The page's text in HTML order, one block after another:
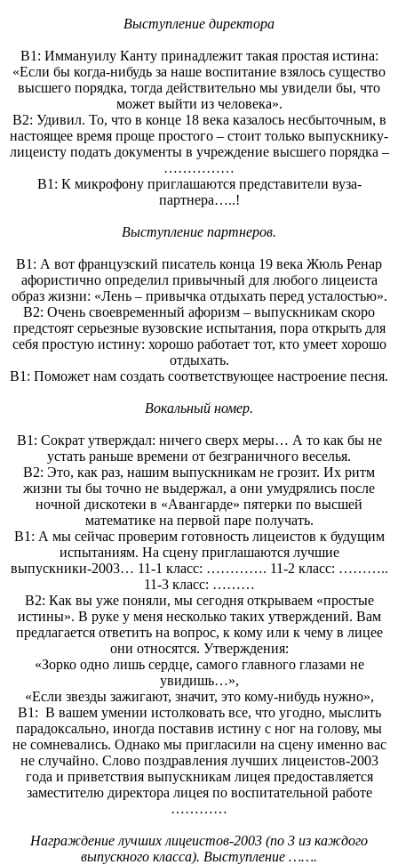
Выступление директора
В1: Иммануилу Канту принадлежит такая простая истина:
«Если бы когда-нибудь за наше воспитание взялось существо
высшего порядка, тогда действительно мы увидели бы, что
может выйти из человека».
В2: Удивил. То, что в конце 18 века казалось несбыточным, в
настоящее время проще простого – стоит только выпускнику-
лицеисту подать документы в учреждение высшего порядка –
……………
В1: К микрофону приглашаются представители вуза-
партнера…..!
Выступление партнеров.
В1: А вот французский писатель конца 19 века Жюль Ренар
афористично определил привычный для любого лицеиста
образ жизни: «Лень – привычка отдыхать перед усталостью».
В2: Очень своевременный афоризм – выпускникам скоро
предстоят серьезные вузовские испытания, пора открыть для
себя простую истину: хорошо работает тот, кто умеет хорошо
отдыхать.
В1: Поможет нам создать соответствующее настроение песня.
Вокальный номер.
В1: Сократ утверждал: ничего сверх меры… А то как бы не
устать раньше времени от безграничного веселья.
В2: Это, как раз, нашим выпускникам не грозит. Их ритм
жизни ты бы точно не выдержал, а они умудрялись после
ночной дискотеки в «Авангарде» пятерки по высшей
математике на первой паре получать.
В1: А мы сейчас проверим готовность лицеистов к будущим
испытаниям. На сцену приглашаются лучшие
выпускники-2003… 11-1 класс: …………. 11-2 класс: ………..
11-3 класс: ………
В2: Как вы уже поняли, мы сегодня открываем «простые
истины». В руке у меня несколько таких утверждений. Вам
предлагается ответить на вопрос, к кому или к чему в лицее
они относятся. Утверждения:
«Зорко одно лишь сердце, самого главного глазами не
увидишь…»,
«Если звезды зажигают, значит, это кому-нибудь нужно»,
В1: В вашем умении истолковать все, что угодно, мыслить
парадоксально, иногда поставив истину с ног на голову, мы
не сомневались. Однако мы пригласили на сцену именно вас
не случайно. Слово поздравления лучших лицеистов-2003
года и приветствия выпускникам лицея предоставляется
заместителю директора лицея по воспитательной работе
…………
Награждение лучших лицеистов-2003 (по 3 из каждого
выпускного класса). Выступление …….